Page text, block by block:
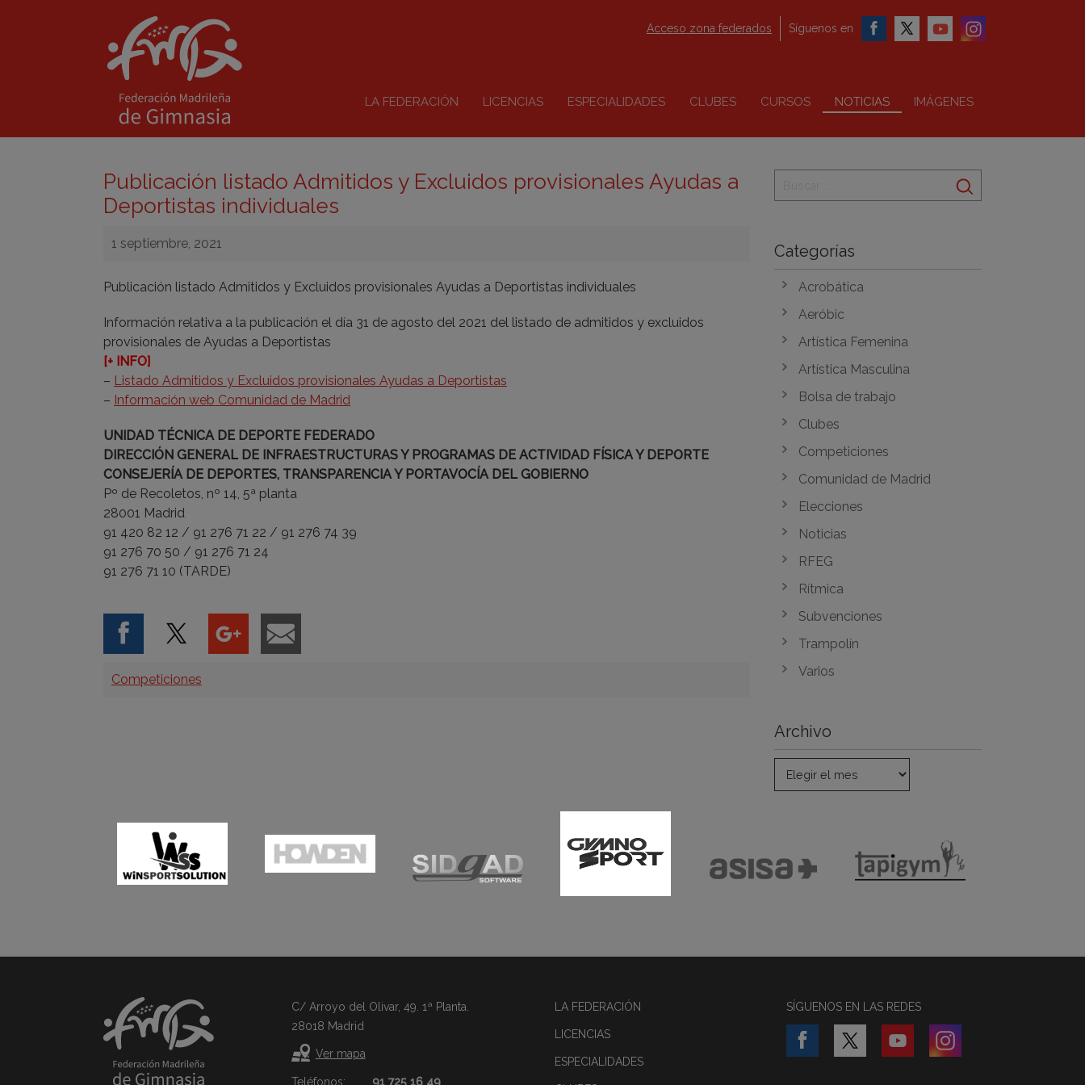
LA FEDERACIÓN LICENCIAS ESPECIALIDADES CLUBES CURSOS NOTICIAS IMÁGENES
Acceso zona federados Síguenos en
Publicación listado Admitidos y Excluidos provisionales Ayudas a
Deportistas individuales
1 septiembre, 2021
Publicación listado Admitidos y Excluidos provisionales Ayudas a Deportistas individuales
Información relativa a la publicación el día 31 de agosto del 2021 del listado de admitidos y excluidos
provisionales de Ayudas a Deportistas
[+ INFO]
– Listado Admitidos y Excluidos provisionales Ayudas a Deportistas
– Información web Comunidad de Madrid
UNIDAD TÉCNICA DE DEPORTE FEDERADO
DIRECCIÓN GENERAL DE INFRAESTRUCTURAS Y PROGRAMAS DE ACTIVIDAD FÍSICA Y DEPORTE
CONSEJERÍA DE DEPORTES, TRANSPARENCIA Y PORTAVOCÍA DEL GOBIERNO
Pº de Recoletos, nº 14, 5ª planta
28001 Madrid
91 420 82 12 / 91 276 71 22 / 91 276 74 39
91 276 70 50 / 91 276 71 24
91 276 71 10 (TARDE)
Categorías
Competiciones
Categorías
Acrobática
Aeróbic
Artística Femenina
Artística Masculina
Bolsa de trabajo
Clubes
Competiciones
Comunidad de Madrid
Elecciones
Noticias
RFEG
Rítmica
Subvenciones
Trampolín
Varios
Archivo
C/ Arroyo del Olivar, 49. 1ª Planta.
28018 Madrid
Ver mapa
Teléfonos:
91 725 16 49
LA FEDERACIÓN
LICENCIAS
ESPECIALIDADES
SÍGUENOS EN LAS REDES